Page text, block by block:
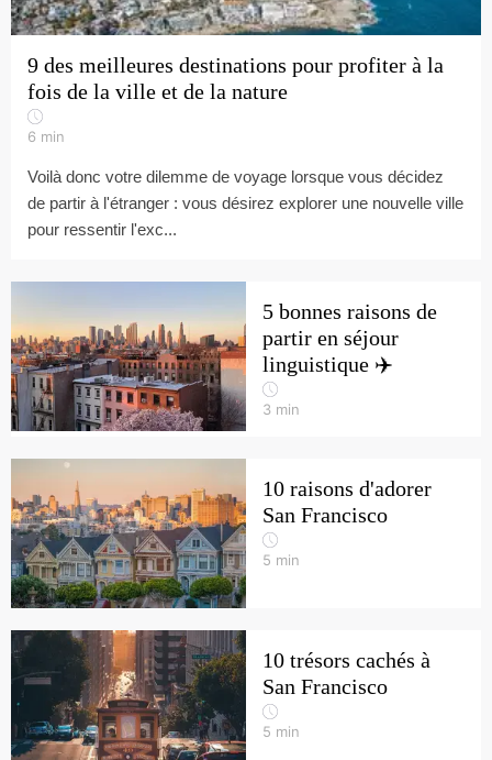
9 des meilleures destinations pour profiter à la
fois de la ville et de la nature
6 min
Voilà donc votre dilemme de voyage lorsque vous décidez
de partir à l'étranger : vous désirez explorer une nouvelle ville
pour ressentir l'exc...
5 bonnes raisons de
partir en séjour
linguistique ✈️
3 min
10 raisons d'adorer
San Francisco
5 min
10 trésors cachés à
San Francisco
5 min